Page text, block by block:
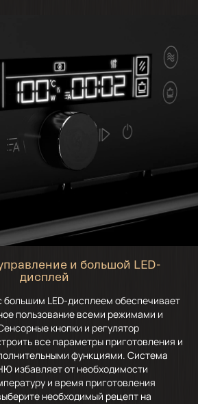
и большой LED-
дисплей
большим LED-дисплеем обеспечивает
пользование всеми режимами и
кнопки и регулятор
все параметры приготовления и
функциями. Система
избавляет от необходимости
и время приготовления
необходимый рецепт на